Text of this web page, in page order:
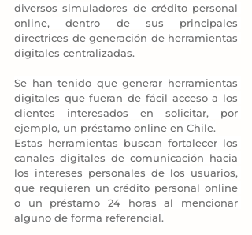
diversos simuladores de crédito personal
online, dentro de sus principales
directrices de generación de herramientas
digitales centralizadas.
Se han tenido que generar herramientas
digitales que fueran de fácil acceso a los
clientes interesados en solicitar, por
ejemplo, un préstamo online en Chile.
Estas herramientas buscan fortalecer los
canales digitales de comunicación hacia
los intereses personales de los usuarios,
que requieren un crédito personal online
o un préstamo 24 horas al mencionar
alguno de forma referencial.